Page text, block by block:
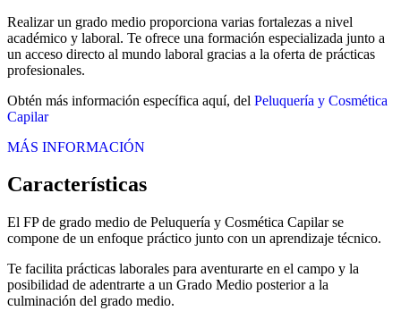
Realizar un grado medio proporciona varias fortalezas a nivel
académico y laboral. Te ofrece una formación especializada junto a
un acceso directo al mundo laboral gracias a la oferta de prácticas
profesionales.
Obtén más información específica aquí, del Peluquería y Cosmética
Capilar
MÁS INFORMACIÓN
Características
El FP de grado medio de Peluquería y Cosmética Capilar se
compone de un enfoque práctico junto con un aprendizaje técnico.
Te facilita prácticas laborales para aventurarte en el campo y la
posibilidad de adentrarte a un Grado Medio posterior a la
culminación del grado medio.